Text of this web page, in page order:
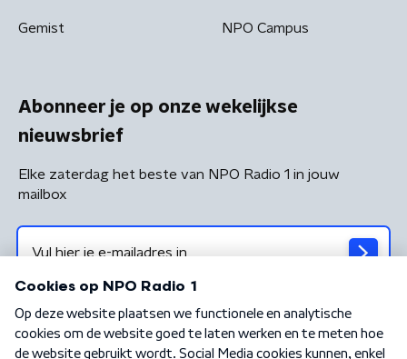
Gemist NPO Campus
Abonneer je op onze wekelijkse
nieuwsbrief
Elke zaterdag het beste van NPO Radio 1 in jouw
mailbox